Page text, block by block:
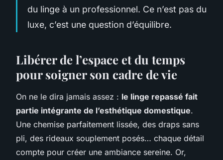
du linge à un professionnel. Ce n’est pas du
luxe, c’est une question d’équilibre.
Libérer de l’espace et du temps
pour soigner son cadre de vie
On ne le dira jamais assez : le linge repassé fait
partie intégrante de l’esthétique domestique.
Une chemise parfaitement lissée, des draps sans
pli, des rideaux souplement posés… chaque détail
compte pour créer une ambiance sereine. Or,